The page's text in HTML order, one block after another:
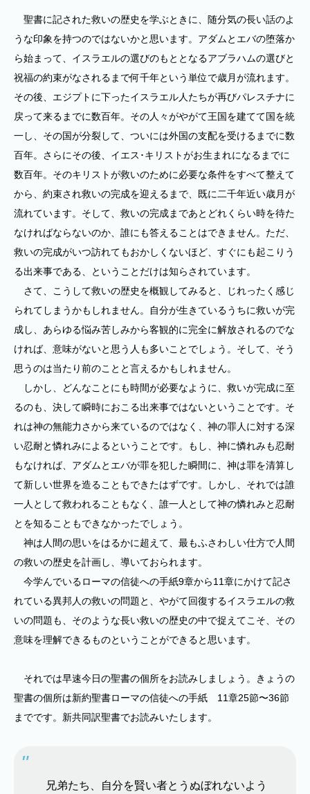
聖書に記された救いの歴史を学ぶときに、随分気の長い話のよ
うな印象を持つのではないかと思います。アダムとエバの堕落か
ら始まって、イスラエルの選びのもととなるアブラハムの選びと
祝福の約束がなされるまで何千年という単位で歳月が流れます。
その後、エジプトに下ったイスラエル人たちが再びパレスチナに
戻って来るまでに数百年。その人々がやがて王国を建てて国を統
一し、その国が分裂して、ついには外国の支配を受けるまでに数
百年。さらにその後、イエス･キリストがお生まれになるまでに
数百年。そのキリストが救いのために必要な条件をすべて整えて
から、約束され救いの完成を迎えるまで、既に二千年近い歳月が
流れています。そして、救いの完成まであとどれくらい時を待た
なければならないのか、誰にも答えることはできません。ただ、
救いの完成がいつ訪れてもおかしくないほど、すぐにも起こりう
る出来事である、ということだけは知らされています。
さて、こうして救いの歴史を概観してみると、じれったく感じ
られてしまうかもしれません。自分が生きているうちに救いが完
成し、あらゆる悩み苦しみから客観的に完全に解放されるのでな
ければ、意味がないと思う人も多いことでしょう。そして、そう
思うのは当たり前のことと言えるかもしれません。
しかし、どんなことにも時間が必要なように、救いが完成に至
るのも、決して瞬時におこる出来事ではないということです。そ
れは神の無能力さから来ているのではなく、神の罪人に対する深
い忍耐と憐れみによるということです。もし、神に憐れみも忍耐
もなければ、アダムとエバが罪を犯した瞬間に、神は罪を清算し
て新しい世界を造ることもできたはずです。しかし、それでは誰
一人として救われることもなく、誰一人として神の憐れみと忍耐
とを知ることもできなかったでしょう。
神は人間の思いをはるかに超えて、最もふさわしい仕方で人間
の救いの歴史を計画し、導いておられます。
今学んでいるローマの信徒への手紙9章から11章にかけて記さ
れている異邦人の救いの問題と、やがて回復するイスラエルの救
いの問題も、そのような長い救いの歴史の中で捉えてこそ、その
意味を理解できるものということができると思います。
それでは早速今日の聖書の個所をお読みしましょう。きょうの
聖書の個所は新約聖書ローマの信徒への手紙 11章25節〜36節
までです。新共同訳聖書でお読みいたします。
兄弟たち、自分を賢い者とうぬぼれないよう